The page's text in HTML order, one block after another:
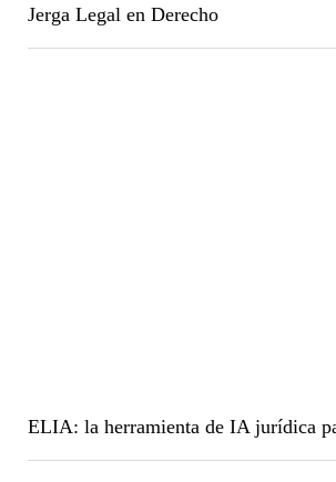
Jerga Legal en Derecho
ELIA: la herramienta de IA jurídica